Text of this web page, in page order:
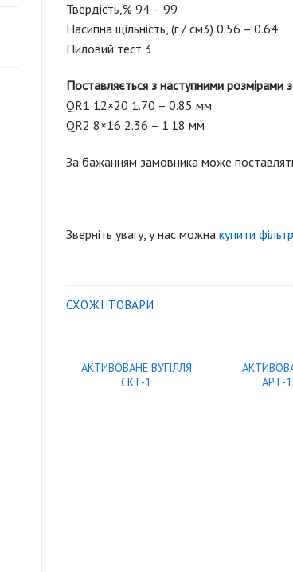
Твердість,% 94 – 99
Насипна щільність, (г / см3) 0.56 – 0.64
Пиловий тест 3
Поставляється з наступними розмірами
QR1 12×20 1.70 – 0.85 мм
QR2 8×16 2.36 – 1.18 мм
За бажанням замовника може
Зверніть увагу, у нас можна купити
СХОЖІ ТОВАРИ
АКТИВОВАНЕ ВУГІЛЛЯ
СКТ-1
АРТ-